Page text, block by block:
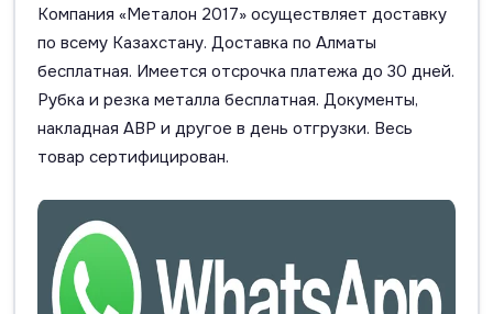
Компания «Металон 2017» осуществляет доставку
по всему Казахстану. Доставка по Алматы
бесплатная. Имеется отсрочка платежа до 30 дней.
Рубка и резка металла бесплатная. Документы,
накладная АВР и другое в день отгрузки. Весь
товар сертифицирован.